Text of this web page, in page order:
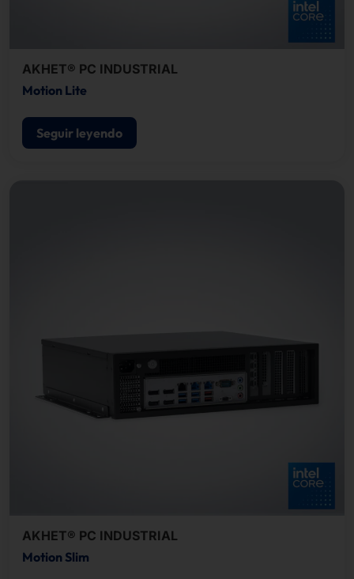
AKHET® PC INDUSTRIAL
Motion Lite
Seguir leyendo
AKHET® PC INDUSTRIAL
Motion Slim